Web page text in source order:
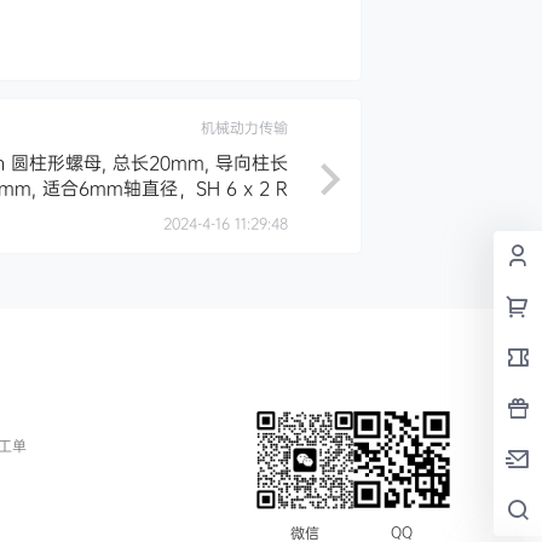
机械动力传输
柱形螺母, 总长20mm, 导向柱长
适合6mm轴直径，SH 6 x 2 R
2024-4-16 11:29:48
单
微信 QQ